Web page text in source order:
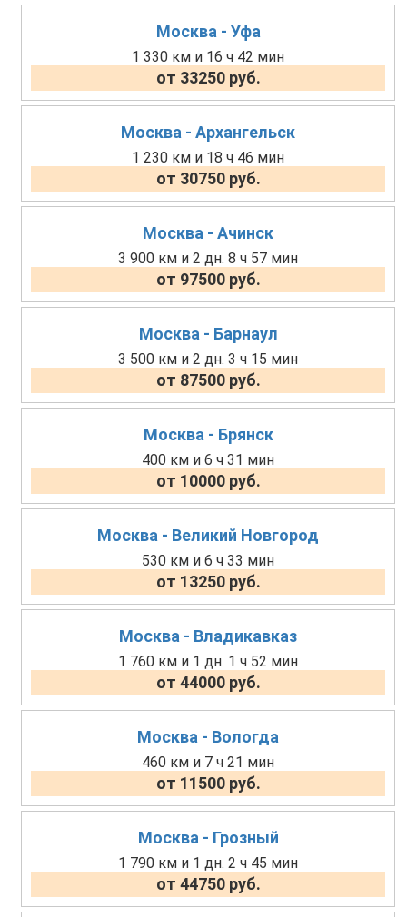
Москва - Уфа
1 330 км и 16 ч 42 мин
от 33250 руб.
Москва - Архангельск
1 230 км и 18 ч 46 мин
от 30750 руб.
Москва - Ачинск
3 900 км и 2 дн. 8 ч 57 мин
от 97500 руб.
Москва - Барнаул
3 500 км и 2 дн. 3 ч 15 мин
от 87500 руб.
Москва - Брянск
400 км и 6 ч 31 мин
от 10000 руб.
Москва - Великий Новгород
530 км и 6 ч 33 мин
от 13250 руб.
Москва - Владикавказ
1 760 км и 1 дн. 1 ч 52 мин
от 44000 руб.
Москва - Вологда
460 км и 7 ч 21 мин
от 11500 руб.
Москва - Грозный
1 790 км и 1 дн. 2 ч 45 мин
от 44750 руб.